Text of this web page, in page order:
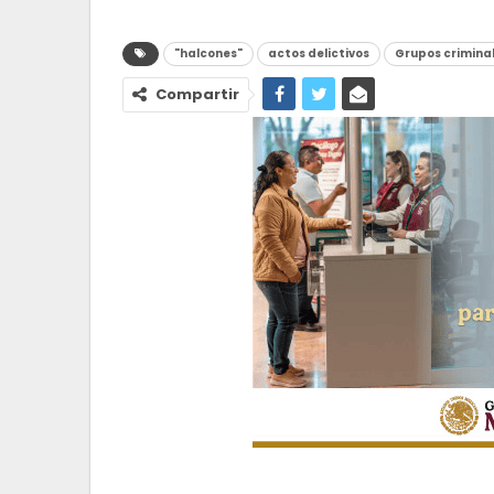
"halcones" actos delictivos Grupos
Compartir